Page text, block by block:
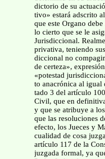
dictorio de su
tivo» estará adscrito
que este Organo
lo cierto que se le
Jurisdiccional.
privativa, teniendo
diccional no
de certeza»,
«potestad
to anacrónica al igual
tado 3 del artículo
Civil, que en
y que se atribuye a
que las resoluciones
efecto, los Jueces y
cualidad de cosa
artículo 117 de la
juzgada formal, ya